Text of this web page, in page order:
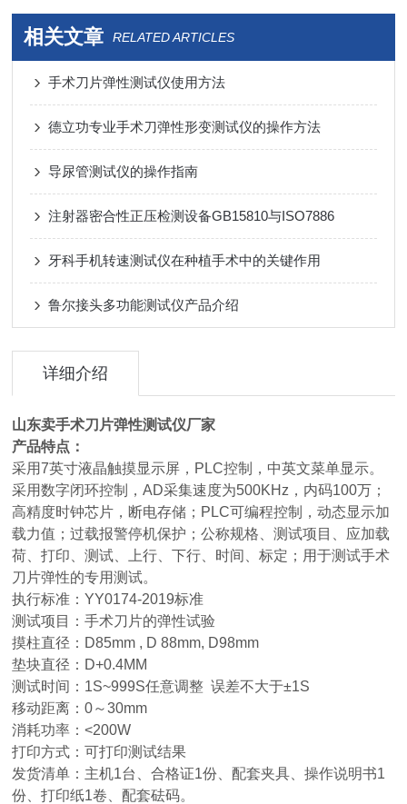
相关文章 RELATED ARTICLES
手术刀片弹性测试仪使用方法
德立功专业手术刀弹性形变测试仪的操作方法
导尿管测试仪的操作指南
注射器密合性正压检测设备GB15810与ISO7886
牙科手机转速测试仪在种植手术中的关键作用
鲁尔接头多功能测试仪产品介绍
详细介绍
山东卖手术刀片弹性测试仪厂家
产品特点：
采用7英寸液晶触摸显示屏，PLC控制，中英文菜单显示。
采用数字闭环控制，AD采集速度为500KHz，内码100万；
高精度时钟芯片，断电存储；PLC可编程控制，动态显示加
载力值；过载报警停机保护；公称规格、测试项目、应加载
荷、打印、测试、上行、下行、时间、标定；用于测试手术
刀片弹性的专用测试。
执行标准：YY0174-2019标准
测试项目：手术刀片的弹性试验
摸柱直径：D85mm , D 88mm, D98mm
垫块直径：D+0.4MM
测试时间：1S~999S任意调整 误差不大于±1S
移动距离：0～30mm
消耗功率：<200W
打印方式：可打印测试结果
发货清单：主机1台、合格证1份、配套夹具、操作说明书1
份、打印纸1卷、配套砝码。